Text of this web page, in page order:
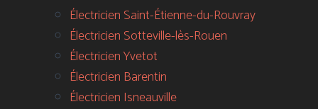
Électricien Saint-Étienne-du-Rouvray
Électricien Sotteville-lès-Rouen
Électricien Yvetot
Électricien Barentin
Électricien Isneauville